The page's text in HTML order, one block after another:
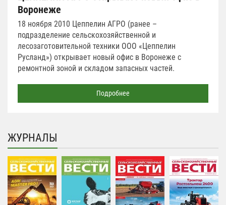
Воронеже
18 ноября 2010 Цеппелин АГРО (ранее –
подразделение сельскохозяйственной и
лесозаготовительной техники ООО «Цеппелин
Русланд») открывает новый офис в Воронеже с
ремонтной зоной и складом запасных частей.
Подробнее
ЖУРНАЛЫ